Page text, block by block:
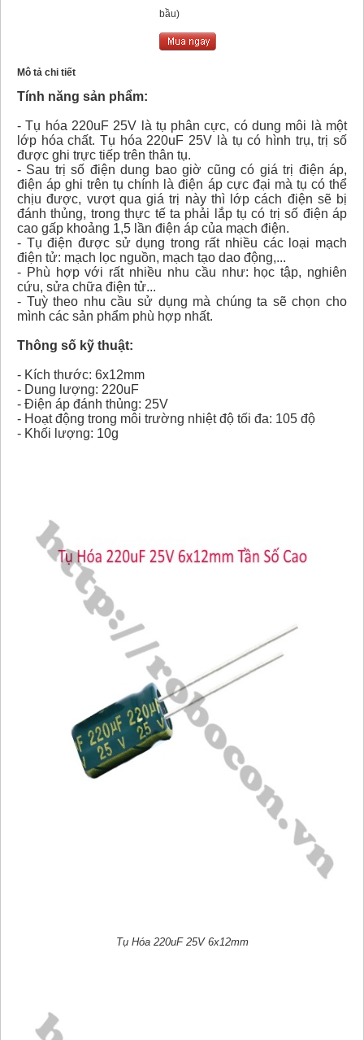
bầu)
Mô tả chi tiết
Tính năng sản phẩm:
- Tụ hóa 220uF 25V là tụ phân cực, có dung môi là một
lớp hóa chất. Tụ hóa 220uF 25V là tụ có hình trụ, trị số
được ghi trực tiếp trên thân tụ.
- Sau trị số điện dung bao giờ cũng có giá trị điện áp,
điện áp ghi trên tụ chính là điện áp cực đại mà tụ có thể
chịu được, vượt qua giá trị này thì lớp cách điện sẽ bị
đánh thủng, trong thực tế ta phải lắp tụ có trị số điện áp
cao gấp khoảng 1,5 lần điện áp của mạch điện.
- Tụ điện được sử dụng trong rất nhiều các loại mạch
điện tử: mạch lọc nguồn, mạch tạo dao động,...
- Phù hợp với rất nhiều nhu cầu như: học tập, nghiên
cứu, sửa chữa điện tử...
- Tuỳ theo nhu cầu sử dụng mà chúng ta sẽ chọn cho
mình các sản phẩm phù hợp nhất.
Thông số kỹ thuật:
- Kích thước: 6x12mm
- Dung lượng: 220uF
- Điện áp đánh thủng: 25V
- Hoạt động trong môi trường nhiệt độ tối đa: 105 độ
- Khối lượng: 10g
Tụ Hóa 220uF 25V 6x12mm